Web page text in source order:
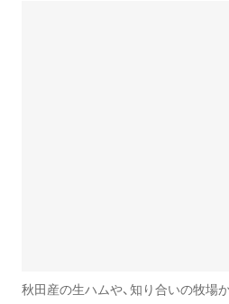
秋田産の生ハムや、知り合いの牧場